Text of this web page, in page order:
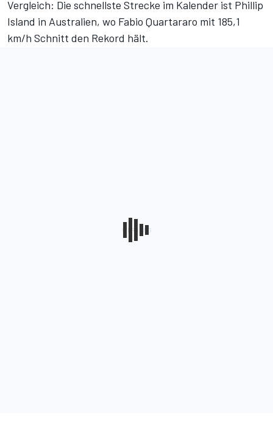
Vergleich: Die schnellste Strecke im Kalender ist Phillip
Island in Australien, wo Fabio Quartararo mit 185,1
km/h Schnitt den Rekord hält.